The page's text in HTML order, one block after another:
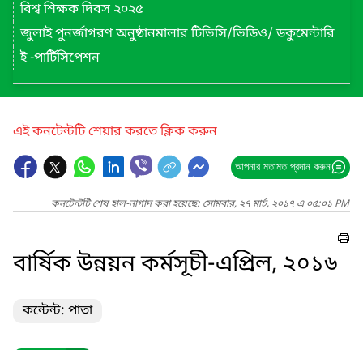
বিশ্ব শিক্ষক দিবস ২০২৫
জুলাই পুনর্জাগরণ অনুষ্ঠানমালার টিভিসি/ভিডিও/ ডকুমেন্টারি
ই -পার্টিসিপেশন
এই কনটেন্টটি শেয়ার করতে ক্লিক করুন
আপনার মতামত প্রদান করুন
কনটেন্টটি শেষ হাল-নাগাদ করা হয়েছে: সোমবার, ২৭ মার্চ, ২০১৭ এ ০৫:০১ PM
বার্ষিক উন্নয়ন কর্মসূচী-এপ্রিল, ২০১৬
কন্টেন্ট: পাতা